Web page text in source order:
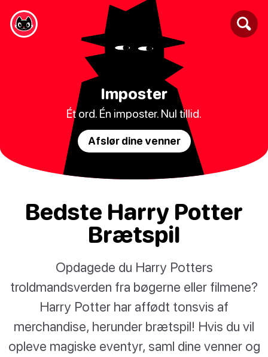
Imposter
Ét ord. Én imposter. Nul tillid.
Afslør dine venner
Bedste Harry Potter
Brætspil
Opdagede du Harry Potters
troldmandsverden fra bøgerne eller filmene?
Harry Potter har affødt tonsvis af
merchandise, herunder brætspil! Hvis du vil
opleve magiske eventyr, saml dine venner og